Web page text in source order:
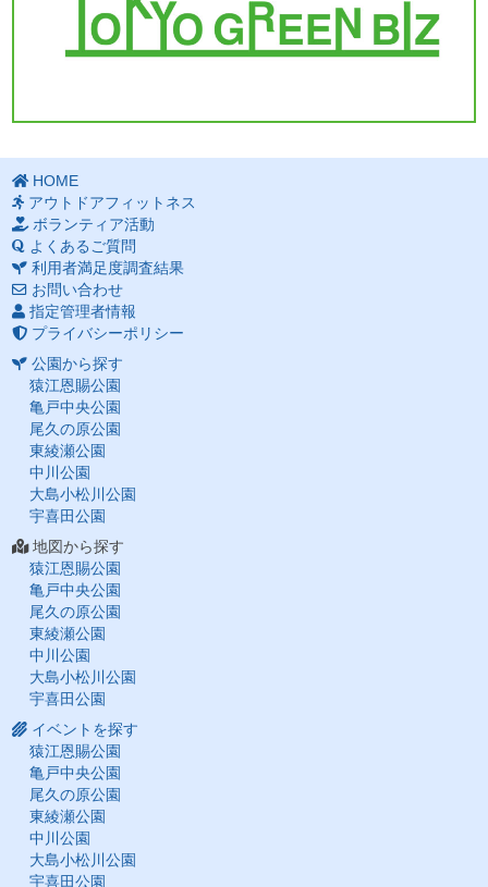
HOME
アウトドアフィットネス
ボランティア活動
よくあるご質問
利用者満足度調査結果
お問い合わせ
指定管理者情報
プライバシーポリシー
公園から探す
猿江恩賜公園
亀戸中央公園
尾久の原公園
東綾瀬公園
中川公園
大島小松川公園
宇喜田公園
地図から探す
猿江恩賜公園
亀戸中央公園
尾久の原公園
東綾瀬公園
中川公園
大島小松川公園
宇喜田公園
イベントを探す
猿江恩賜公園
亀戸中央公園
尾久の原公園
東綾瀬公園
中川公園
大島小松川公園
宇喜田公園